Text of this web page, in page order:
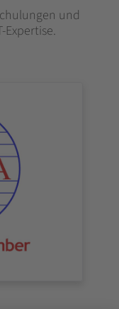
und
Expertise.